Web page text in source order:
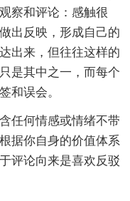
察和评论：感触很
出反映，形成自己的
出来，但往往这样的
是其中之一，而每个
和误会。
任何情感或情绪不带
据你自身的价值体系
评论向来是喜欢反驳